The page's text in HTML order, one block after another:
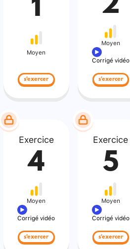
1
Moyen
s'exercer
Moyen
Corrigé vidéo
s'exercer
Exercice
4
Moyen
Corrigé vidéo
s'exercer
Exercice
5
Moyen
Corrigé vidéo
s'exercer